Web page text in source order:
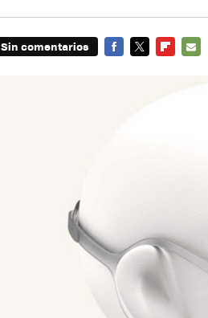
Sin comentarios